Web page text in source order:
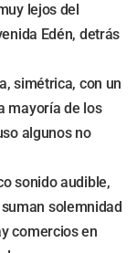
lejos del
Edén, detrás
simétrica, con un
mayoría de los
algunos no
sonido audible,
solemnidad
comercios en